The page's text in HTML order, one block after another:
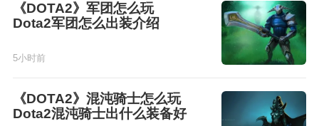
《DOTA2》军团怎么玩
Dota2军团怎么出装介绍
5小时前
《DOTA2》混沌骑士怎么玩
Dota2混沌骑士出什么装备好